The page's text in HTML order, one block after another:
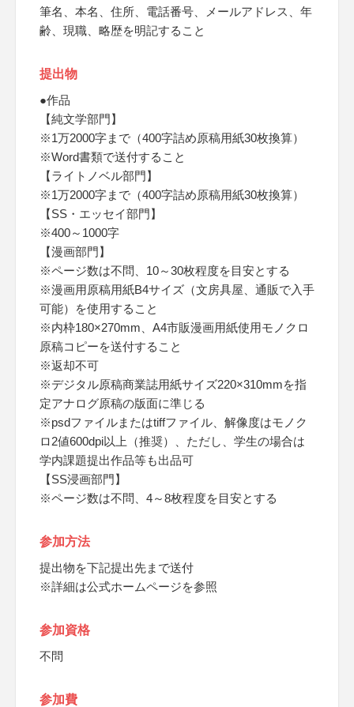
筆名、本名、住所、電話番号、メールアドレス、年
齢、現職、略歴を明記すること
提出物
●作品
【純文学部門】
※1万2000字まで（400字詰め原稿用紙30枚換算）
※Word書類で送付すること
【ライトノベル部門】
※1万2000字まで（400字詰め原稿用紙30枚換算）
【SS・エッセイ部門】
※400～1000字
【漫画部門】
※ページ数は不問、10～30枚程度を目安とする
※漫画用原稿用紙B4サイズ（文房具屋、通販で入手
可能）を使用すること
※内枠180×270mm、A4市販漫画用紙使用モノクロ
原稿コピーを送付すること
※返却不可
※デジタル原稿商業誌用紙サイズ220×310mmを指
定アナログ原稿の版面に準じる
※psdファイルまたはtiffファイル、解像度はモノク
ロ2値600dpi以上（推奨）、ただし、学生の場合は
学内課題提出作品等も出品可
【SS浸画部門】
※ページ数は不問、4～8枚程度を目安とする
参加方法
提出物を下記提出先まで送付
※詳細は公式ホームページを参照
参加資格
不問
参加費